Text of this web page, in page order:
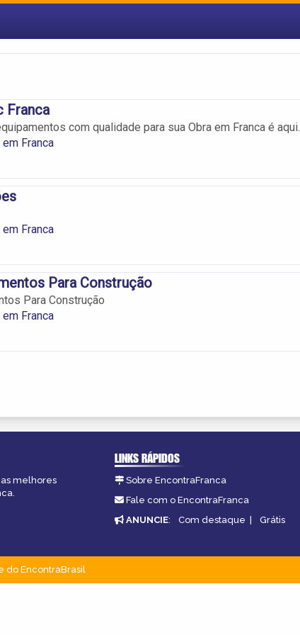
Franca
com qualidade para sua Obra em Franca é aqui.
Franca
Franca
Para Construção
Para Construção
Franca
melhores
LINKS RÁPIDOS
Sobre EncontraFranca
Fale com o EncontraFranca
ANUNCIE: Com destaque | Grátis
do EncontraBrasil